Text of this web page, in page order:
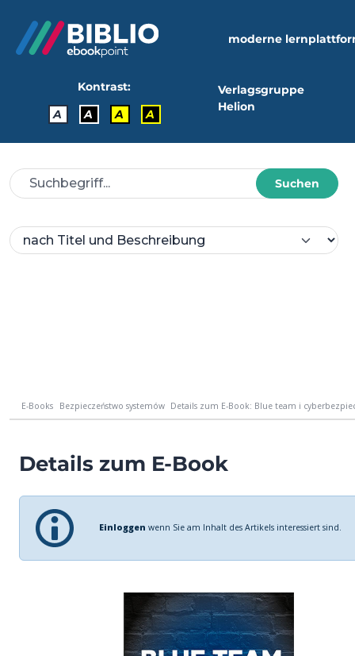
moderne
Kontrast:
A
A A A
Verlagsgruppe
Helion
Suchen
E-Books Bezpieczeństwo systemów Details zum E-Book: Blue team i
Details zum E-Book
Einloggen wenn Sie am Inhalt des Artikels interessiert sind.